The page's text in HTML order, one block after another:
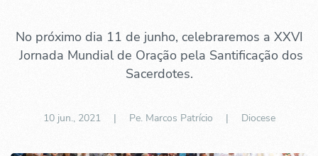
No próximo dia 11 de junho, celebraremos a XXVI
Jornada Mundial de Oração pela Santificação dos
Sacerdotes.
10 jun., 2021| Pe. Marcos Patrício | Diocese